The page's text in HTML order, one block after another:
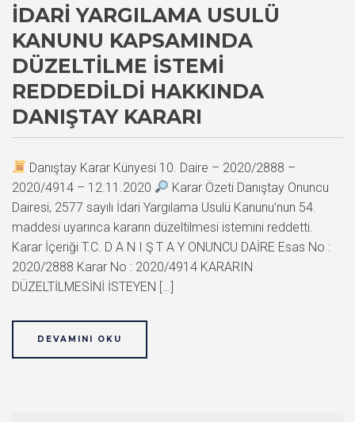
İDARI YARGILAMA USULÜ
KANUNU KAPSAMINDA
DÜZELTILME İSTEMI
REDDEDILDI HAKKINDA
DANIŞTAY KARARI
Danıştay Karar Künyesi 10. Daire – 2020/2888 –
2020/4914 – 12.11.2020
Karar Özeti Danıştay Onuncu
Dairesi, 2577 sayılı İdari Yargılama Usulü Kanunu’nun 54.
maddesi uyarınca kararın düzeltilmesi istemini reddetti.
Karar İçeriği T.C. D A N I Ş T A Y ONUNCU DAİRE Esas No :
2020/2888 Karar No : 2020/4914 KARARIN
DÜZELTİLMESİNİ İSTEYEN […]
DEVAMINI OKU